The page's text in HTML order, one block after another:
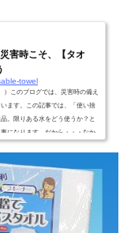
害時こそ、【タオ
towel
）このブログでは、災害時の備え
ます。この記事では、「使い捨
。限りある水をどう使うか？と
になります。だから・・・なか
たり、汚れたタオルをそのまま
厳しい...